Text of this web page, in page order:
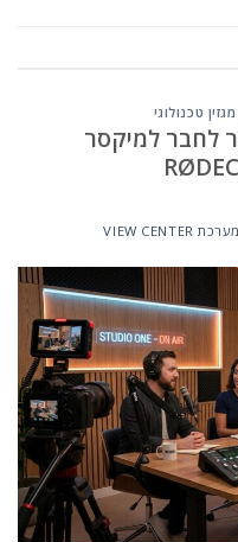
מגזין טכנולוגי
לחבר למיקסר
מערכת VIEW CENTER